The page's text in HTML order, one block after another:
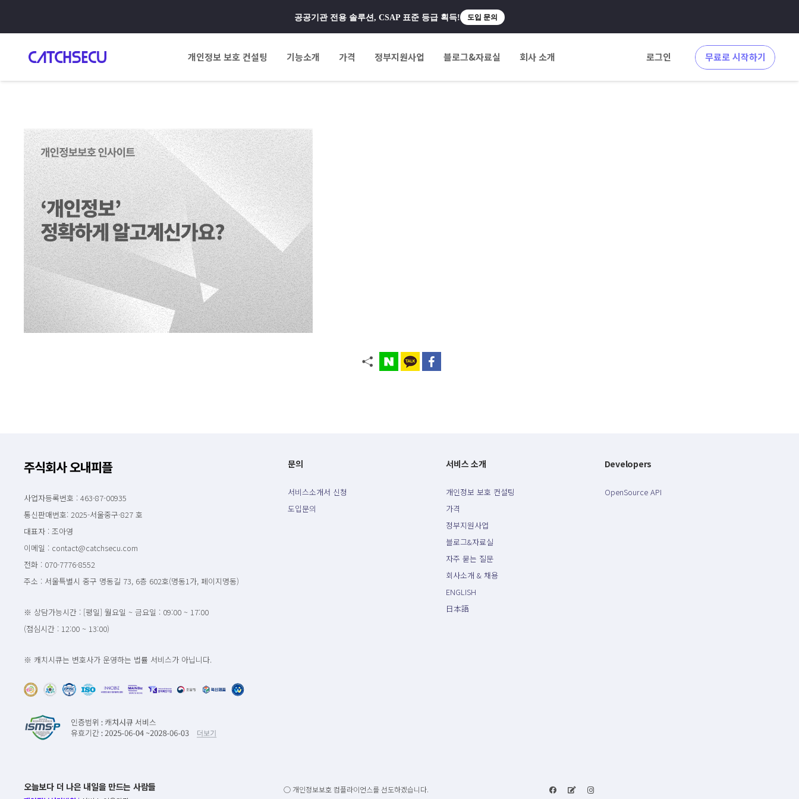
공공기관 전용 솔루션, CSAP 표준 등급 획득! 도입 문의
개인정보 보호 컨설팅 기능소개 가격 정부지원사업 블로그&자료실 회사 소개 로그인 무료로 시작하기
주식회사 오내피플
사업자등록번호 : 463-87-00935
통신판매번호: 2025-서울중구-827 호
대표자 : 조아영
이메일 : contact@catchsecu.com
전화 : 070-7776-8552
주소 : 서울특별시 중구 명동길 73, 6층 602호(명동1가, 페이지명동)
※ 상담가능시간 : [평일] 월요일 ~ 금요일 : 09:00 ~ 17:00
(점심시간 : 12:00 ~ 13:00)
※ 캐치시큐는 변호사가 운영하는 법률 서비스가 아닙니다.
문의
서비스소개서 신청
도입문의
서비스 소개
개인정보 보호 컨설팅
가격
정부지원사업
블로그&자료실
자주 묻는 질문
회사소개 & 채용
ENGLISH
日本語
Developers
OpenSource API
오늘보다 더 나은 내일을 만드는 사람들 ○ 개인정보보호 컴플라이언스를 선도하겠습니다.